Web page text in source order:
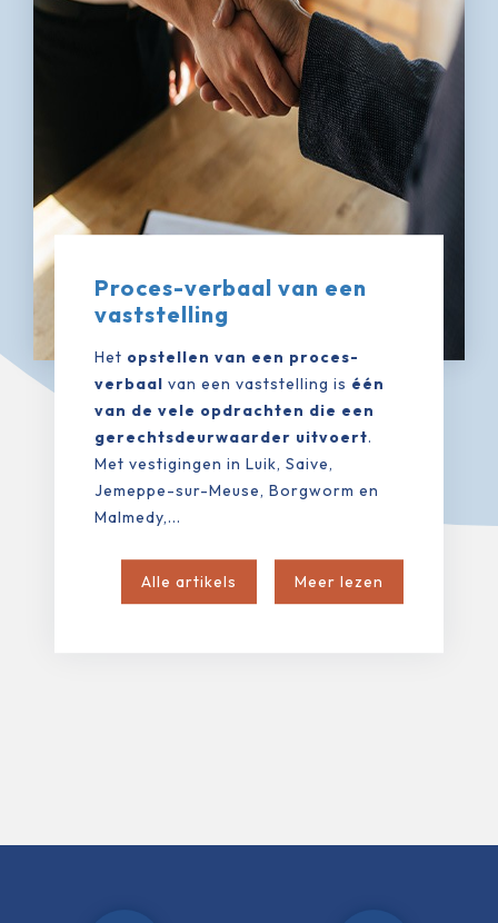
Proces-verbaal van een
vaststelling
Het opstellen van een proces-
verbaal van een vaststelling is één
van de vele opdrachten die een
gerechtsdeurwaarder uitvoert.
Met vestigingen in Luik, Saive,
Jemeppe-sur-Meuse, Borgworm en
Malmedy,...
Alle artikels Meer lezen